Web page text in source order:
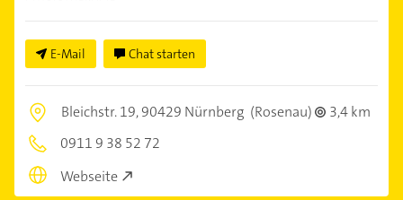
E-Mail Chat starten
Bleichstr. 19,90429 Nürnberg (Rosenau)
3,4 km
0911 9 38 52 72
Webseite